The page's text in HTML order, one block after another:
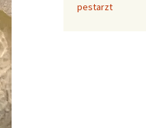
pestarzt